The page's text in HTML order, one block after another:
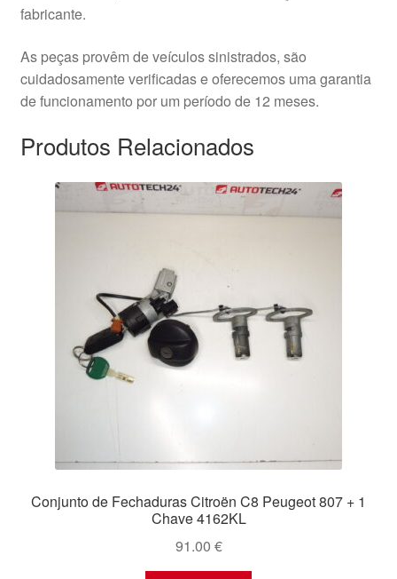
fabricante.
As peças provêm de veículos sinistrados, são
cuidadosamente verificadas e oferecemos uma garantia
de funcionamento por um período de 12 meses.
Produtos Relacionados
Conjunto de Fechaduras Citroën C8 Peugeot 807 + 1
Chave 4162KL
91.00 €